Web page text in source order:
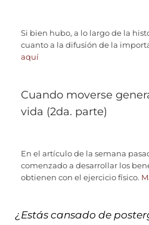
Si bien hubo, a lo largo de la
cuanto a la difusión de la
aquí
Cuando moverse
vida (2da. parte)
En el artículo de la semana
comenzado a desarrollar los
obtienen con el ejercicio físico.
¿Estás cansado de